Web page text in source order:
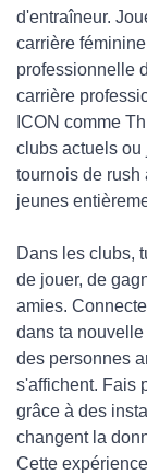
d'entraîneur.
carrière
professionnelle
carrière
ICON comme
clubs actuels ou
tournois de rush
jeunes
Dans les clubs,
de jouer, de
amies.
dans ta
des personnes
s'affichent. Fais
grâce à des
changent la
Cette